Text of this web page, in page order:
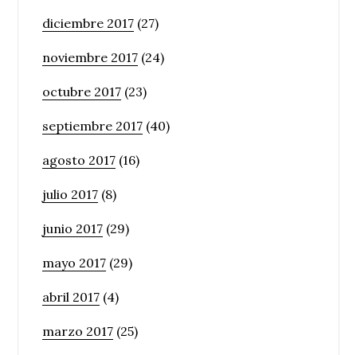
diciembre 2017 (27)
noviembre 2017 (24)
octubre 2017 (23)
septiembre 2017 (40)
agosto 2017 (16)
julio 2017 (8)
junio 2017 (29)
mayo 2017 (29)
abril 2017 (4)
marzo 2017 (25)